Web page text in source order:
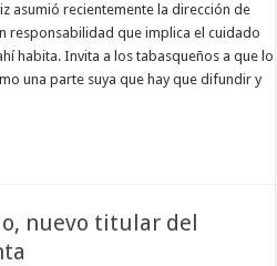
asumió recientemente la dirección de
responsabilidad que implica el cuidado
habita. Invita a los tabasqueños a que lo
una parte suya que hay que difundir y
nuevo titular del